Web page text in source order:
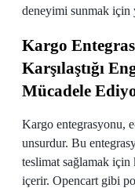
deneyimi sunmak için
Kargo
Karşılaştığı
Mücadele
Kargo entegrasyonu,
unsurdur. Bu
teslimat sağlamak
içerir. Opencart gibi